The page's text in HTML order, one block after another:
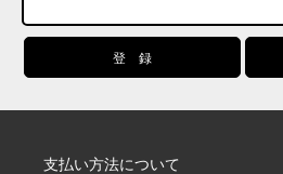
支払い方法について